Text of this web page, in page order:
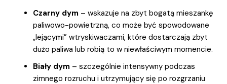
Czarny dym – wskazuje na zbyt bogatą mieszankę
paliwowo-powietrzną, co może być spowodowane
„lejącymi” wtryskiwaczami, które dostarczają zbyt
dużo paliwa lub robią to w niewłaściwym momencie.
Biały dym – szczególnie intensywny podczas
zimnego rozruchu i utrzymujący się po rozgrzaniu